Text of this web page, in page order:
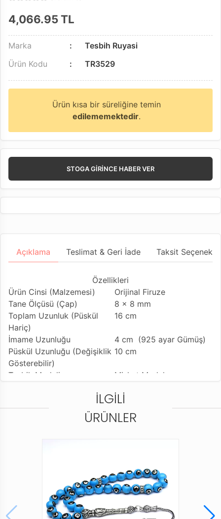
4,066.95TL
Marka
Tesbih Ruyasi
Ürün Kodu
TR3529
Ürün kısa bir süreliğine temin
edilememektedir.
STOGA GIRINCE HABER VER
Açıklama Teslimat & Geri İade Taksit
Özellikleri
Ürün Cinsi (Malzemesi)
Orijinal Firuze
Tane Ölçüsü (Çap)
8 x 8 mm
Toplam Uzunluk (Püskül
Hariç)
16 cm
İmame Uzunluğu
4 cm (925 ayar Gümüş)
Püskül Uzunluğu (Değişiklik
Gösterebilir)
10 cm
Tesbih Modeli
Misket Model
Günlük Kullanıma
Standart Tesbih Kutusu
İLGILI
ÜRÜNLER